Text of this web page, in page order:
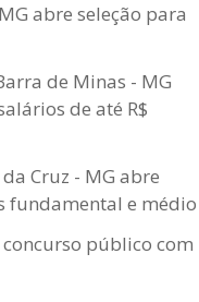
abre seleção para
de Minas - MG
de até R$
Cruz - MG abre
fundamental e médio
público com